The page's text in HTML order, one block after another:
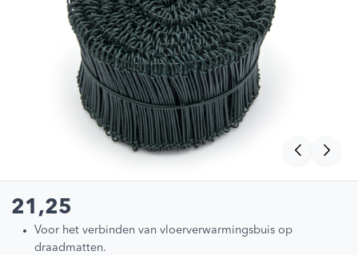
21,25
Voor het verbinden van vloerverwarmingsbuis op
draadmatten.